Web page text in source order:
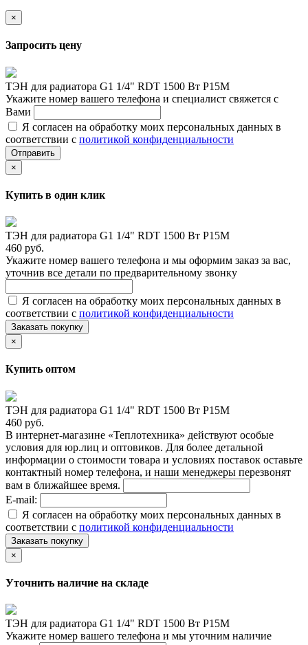
×
Запросить цену
ТЭН для радиатора G1 1/4" RDT 1500 Вт Р15М
Укажите номер вашего телефона и специалист свяжется с
Вами
Я согласен на обработку моих персональных данных в
соответствии с политикой конфиденциальности
Отправить
×
Купить в один клик
ТЭН для радиатора G1 1/4" RDT 1500 Вт Р15М
460 руб.
Укажите номер вашего телефона и мы оформим заказ за вас,
уточнив все детали по предварительному звонку
Я согласен на обработку моих персональных данных в
соответствии с политикой конфиденциальности
Заказать покупку
×
Купить оптом
ТЭН для радиатора G1 1/4" RDT 1500 Вт Р15М
460 руб.
В интернет-магазине «Теплотехника» действуют особые
условия для юр.лиц и оптовиков. Для более детальной
информации о стоимости товара и условиях поставок оставьте
контактный номер телефона, и наши менеджеры перезвонят
вам в ближайшее время.
E-mail:
Я согласен на обработку моих персональных данных в
соответствии с политикой конфиденциальности
Заказать покупку
×
Уточнить наличие на складе
ТЭН для радиатора G1 1/4" RDT 1500 Вт Р15М
Укажите номер вашего телефона и мы уточним наличие